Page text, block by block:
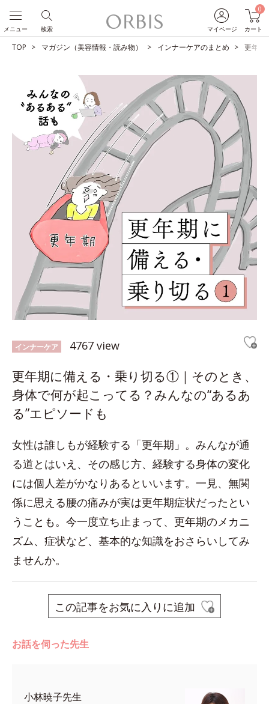
マイページ
0
カート
検索
メニュー
TOP マガジン（美容情報・読み物） インナーケアのまとめ 更年期
インナーケア 4767 view
更年期に備える・乗り切る①｜そのとき、
身体で何が起こってる？みんなの“あるあ
る”エピソードも
女性は誰しもが経験する「更年期」。みんなが通
る道とはいえ、その感じ方、経験する身体の変化
には個人差がかなりあるといいます。一見、無関
係に思える腰の痛みが実は更年期症状だったとい
うことも。今一度立ち止まって、更年期のメカニ
ズム、症状など、基本的な知識をおさらいしてみ
ませんか。
この記事をお気に入りに追加
お話を伺った先生
小林暁子先生